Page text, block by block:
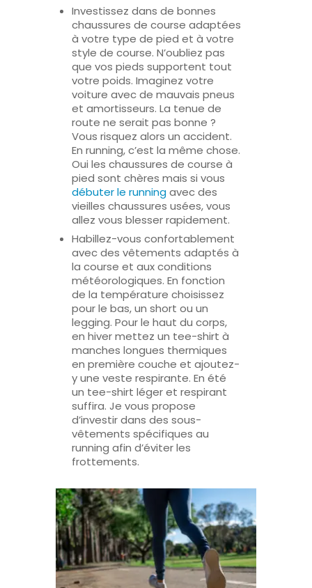
Investissez dans de bonnes
chaussures de course adaptées
à votre type de pied et à votre
style de course. N’oubliez pas
que vos pieds supportent tout
votre poids. Imaginez votre
voiture avec de mauvais pneus
et amortisseurs. La tenue de
route ne serait pas bonne ?
Vous risquez alors un accident.
En running, c’est la même chose.
Oui les chaussures de course à
pied sont chères mais si vous
débuter le runningavec des
vieilles chaussures usées, vous
allez vous blesser rapidement.
Habillez-vous confortablement
avec des vêtements adaptés à
la course et aux conditions
météorologiques. En fonction
de la température choisissez
pour le bas, un short ou un
legging. Pour le haut du corps,
en hiver mettez un tee-shirt à
manches longues thermiques
en première couche et ajoutez-
y une veste respirante. En été
un tee-shirt léger et respirant
suffira. Je vous propose
d’investir dans des sous-
vêtements spécifiques au
running afin d’éviter les
frottements.